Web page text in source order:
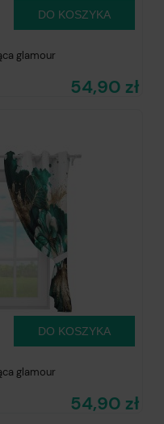
glamour
54,90 zł
DO KOSZYKA
glamour
54,90 zł
DO KOSZYKA